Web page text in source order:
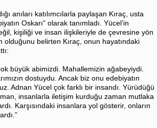
anıları katılımcılarla paylaşan Kıraç, usta
Oskarı” olarak tanımladı. Yücel’in
kişiliği ve insan ilişkileriyle de çevresine yön
olduğunu belirten Kıraç, onun hayatındaki
büyük abimizdi. Mahallemizin ağabeyiydi.
dostuydu. Ancak biz onu edebiyatın
Adnan Yücel çok farklı bir insandı. Yürüdüğü
insanlarla iletişim kurduğu zaman mutlaka
Karşısındaki insanlara yol gösterir, onların